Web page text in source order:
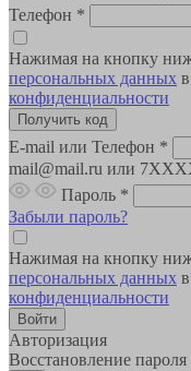
Телефон *
Нажимая на кнопку
персональных данных
конфиденциальности
E-mail или Телефон *
mail@mail.ru или
Пароль *
Забыли пароль?
Нажимая на кнопку
персональных данных
конфиденциальности
Авторизация
Восстановление пароля